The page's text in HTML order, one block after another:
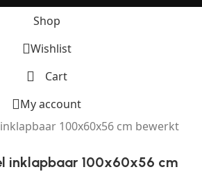
Shop
Wishlist
Cart
My account
inklapbaar 100x60x56 cm